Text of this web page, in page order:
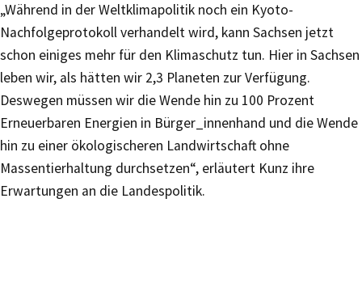
„Während in der Weltklimapolitik noch ein Kyoto-
Nachfolgeprotokoll verhandelt wird, kann Sachsen jetzt
schon einiges mehr für den Klimaschutz tun. Hier in Sachsen
leben wir, als hätten wir 2,3 Planeten zur Verfügung.
Deswegen müssen wir die Wende hin zu 100 Prozent
Erneuerbaren Energien in Bürger_innenhand und die Wende
hin zu einer ökologischeren Landwirtschaft ohne
Massentierhaltung durchsetzen“, erläutert Kunz ihre
Erwartungen an die Landespolitik.